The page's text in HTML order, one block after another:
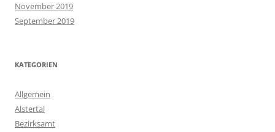
November 2019
September 2019
KATEGORIEN
Allgemein
Alstertal
Bezirksamt